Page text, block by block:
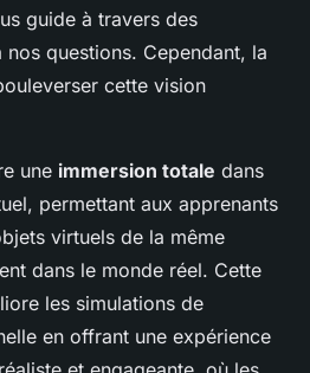
guide à travers des
questions. Cependant, la
cette vision
une immersion totale dans
permettant aux apprenants
virtuels de la même
dans le monde réel. Cette
les simulations de
en offrant une expérience